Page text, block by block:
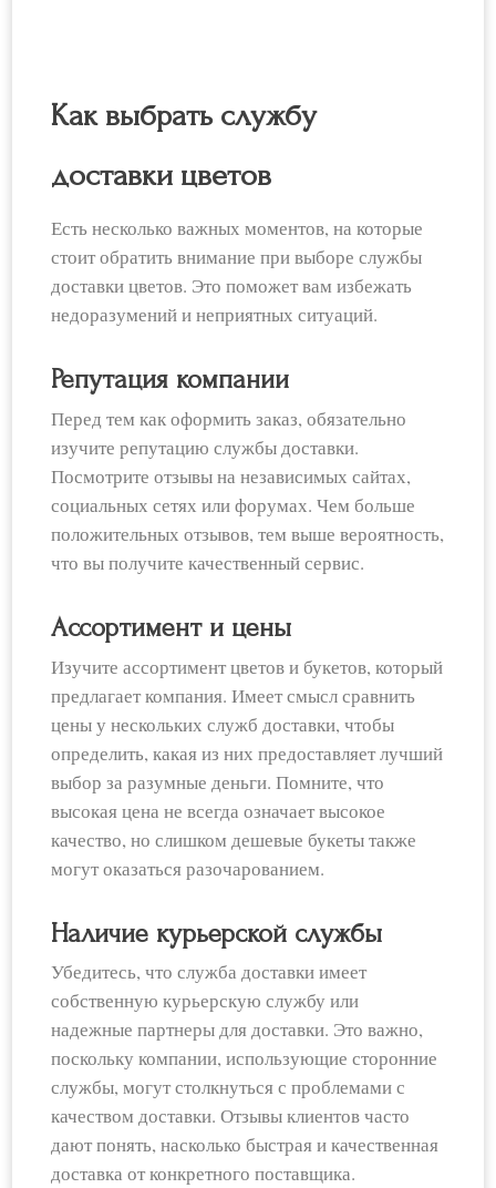
Как выбрать службу
доставки цветов
Есть несколько важных моментов, на которые
стоит обратить внимание при выборе службы
доставки цветов. Это поможет вам избежать
недоразумений и неприятных ситуаций.
Репутация компании
Перед тем как оформить заказ, обязательно
изучите репутацию службы доставки.
Посмотрите отзывы на независимых сайтах,
социальных сетях или форумах. Чем больше
положительных отзывов, тем выше вероятность,
что вы получите качественный сервис.
Ассортимент и цены
Изучите ассортимент цветов и букетов, который
предлагает компания. Имеет смысл сравнить
цены у нескольких служб доставки, чтобы
определить, какая из них предоставляет лучший
выбор за разумные деньги. Помните, что
высокая цена не всегда означает высокое
качество, но слишком дешевые букеты также
могут оказаться разочарованием.
Наличие курьерской службы
Убедитесь, что служба доставки имеет
собственную курьерскую службу или
надежные партнеры для доставки. Это важно,
поскольку компании, использующие сторонние
службы, могут столкнуться с проблемами с
качеством доставки. Отзывы клиентов часто
дают понять, насколько быстрая и качественная
доставка от конкретного поставщика.